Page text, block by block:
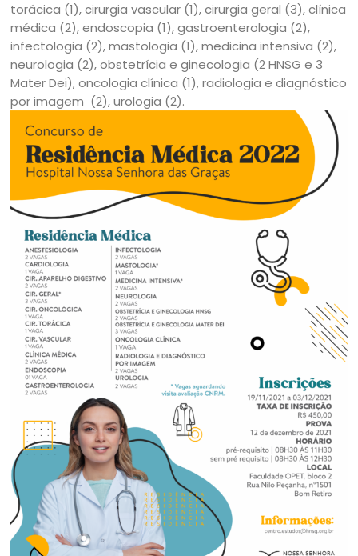
torácica (1), cirurgia vascular (1), cirurgia geral (3), clínica
médica (2), endoscopia (1), gastroenterologia (2),
infectologia (2), mastologia (1), medicina intensiva (2),
neurologia (2), obstetrícia e ginecologia (2 HNSG e 3
Mater Dei), oncologia clínica (1), radiologia e diagnóstico
por imagem (2), urologia (2).